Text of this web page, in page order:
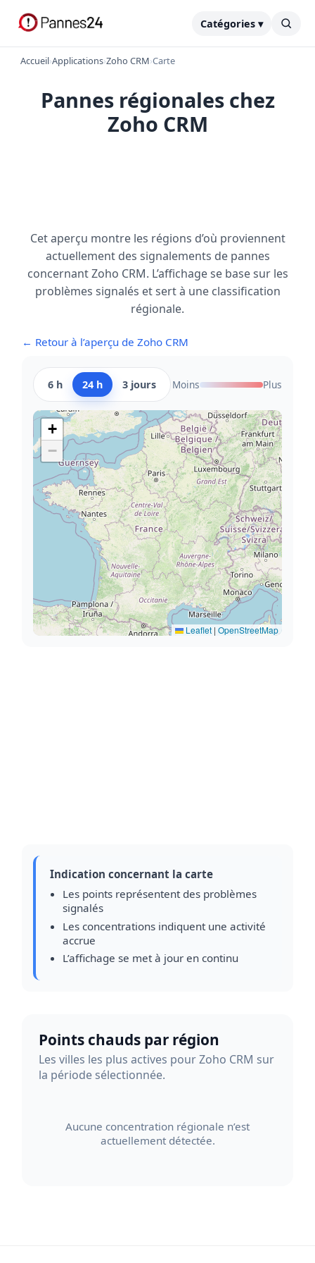
Catégories ▾
Accueil›Applications›Zoho CRM›Carte
Pannes régionales chez
Zoho CRM
Cet aperçu montre les régions d’où proviennent
actuellement des signalements de pannes
concernant Zoho CRM. L’affichage se base sur les
problèmes signalés et sert à une classification
régionale.
← Retour à l’aperçu de Zoho CRM
6 h 24 h 3 jours Moins Plus
+
−
Leaflet | OpenStreetMap
Indication concernant la carte
Les points représentent des problèmes
signalés
Les concentrations indiquent une activité
accrue
L’affichage se met à jour en continu
Points chauds par région
Les villes les plus actives pour Zoho CRM sur
la période sélectionnée.
Aucune concentration régionale n’est
actuellement détectée.